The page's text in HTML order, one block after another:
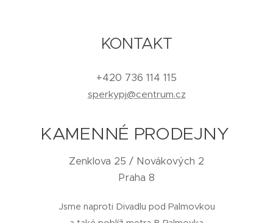
KONTAKT
+420 736 114 115
sperkypj@centrum.cz
KAMENNÉ PRODEJNY
Zenklova 25 / Novákových 2
Praha 8
Jsme naproti Divadlu pod Palmovkou